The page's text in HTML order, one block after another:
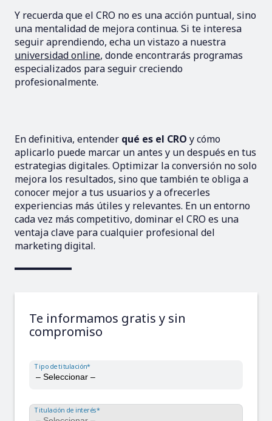
Y recuerda que el CRO no es una acción puntual, sino
una mentalidad de mejora continua. Si te interesa
seguir aprendiendo, echa un vistazo a nuestra
universidad online, donde encontrarás programas
especializados para seguir creciendo
profesionalmente.
En definitiva, entender qué es el CRO y cómo
aplicarlo puede marcar un antes y un después en tus
estrategias digitales. Optimizar la conversión no solo
mejora los resultados, sino que también te obliga a
conocer mejor a tus usuarios y a ofrecerles
experiencias más útiles y relevantes. En un entorno
cada vez más competitivo, dominar el CRO es una
ventaja clave para cualquier profesional del
marketing digital.
Te informamos gratis y sin
compromiso
Tipo de titulación*
Titulación de interés*